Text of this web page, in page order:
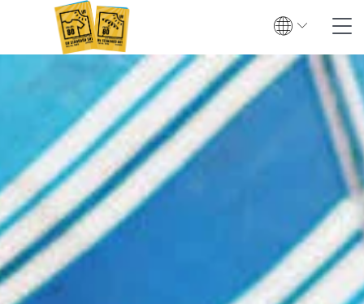
Global
English Deutsch
Suche Kontakt
Textiler UV-Schutz
Prüfung
Zertifizierung